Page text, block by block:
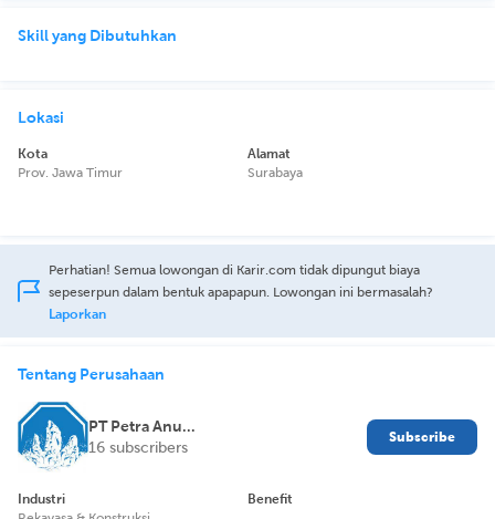
Skill yang Dibutuhkan
Lokasi
Kota
Prov. Jawa Timur
Alamat
Surabaya
Perhatian! Semua lowongan di Karir.com tidak dipungut biaya
sepeserpun dalam bentuk apapapun. Lowongan ini bermasalah?
Laporkan
Tentang Perusahaan
PT Petra Anugerah Sejahtera
16 subscribers
Subscribe
Industri
Benefit